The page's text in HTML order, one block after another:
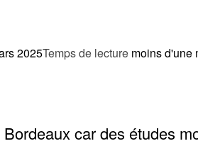
2025Temps de lecture moins d'une
car des études